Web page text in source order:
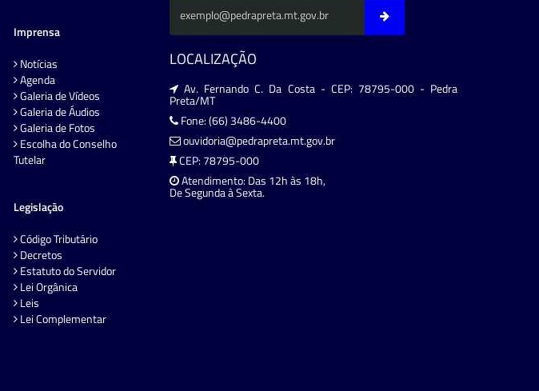
Imprensa
Notícias
Agenda
Galeria de Vídeos
Galeria de Áudios
Galeria de Fotos
Escolha do Conselho
Tutelar
Legislação
Código Tributário
Decretos
Estatuto do Servidor
Lei Orgânica
Leis
Lei Complementar
LOCALIZAÇÃO
Av. Fernando C. Da Costa - CEP: 78795-000 - Pedra
Preta/MT
Fone: (66) 3486-4400
ouvidoria@pedrapreta.mt.gov.br
CEP: 78795-000
Atendimento: Das 12h às 18h,
De Segunda à Sexta.